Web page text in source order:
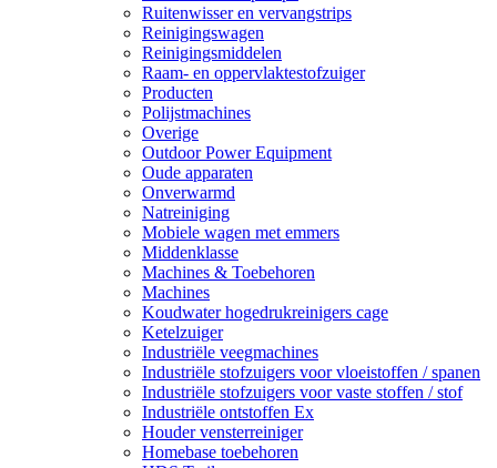
Ruitenwisser en vervangstrips
Reinigingswagen
Reinigingsmiddelen
Raam- en oppervlaktestofzuiger
Producten
Polijstmachines
Overige
Outdoor Power Equipment
Oude apparaten
Onverwarmd
Natreiniging
Mobiele wagen met emmers
Middenklasse
Machines & Toebehoren
Machines
Koudwater hogedrukreinigers cage
Ketelzuiger
Industriële veegmachines
Industriële stofzuigers voor vloeistoffen / spanen
Industriële stofzuigers voor vaste stoffen / stof
Industriële ontstoffen Ex
Houder vensterreiniger
Homebase toebehoren